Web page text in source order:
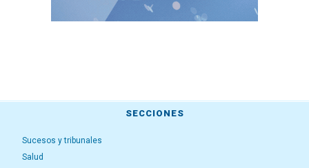
SECCIONES
Sucesos y tribunales
Salud